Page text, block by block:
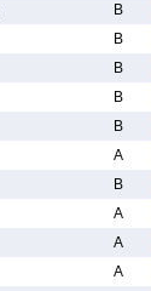
B
B
B
B
B
A
B
A
A
A